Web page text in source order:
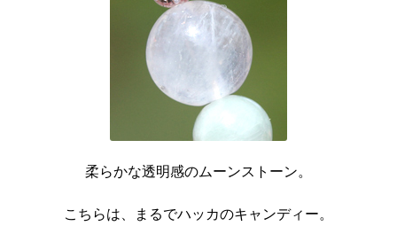
柔らかな透明感のムーンストーン。
こちらは、まるでハッカのキャンディー。